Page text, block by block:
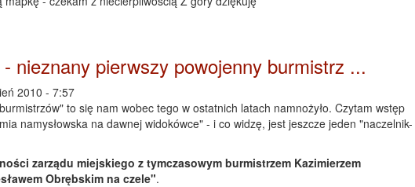
nieznany pierwszy powojenny burmistrz ...
2010 - 7:57
to się nam wobec tego w ostatnich latach namnożyło. Czytam wstęp
namysłowska na dawnej widokówce" - i co widzę, jest jeszcze jeden "naczelnik-
zarządu miejskiego z tymczasowym burmistrzem Kazimierzem
Obrębskim na czele".